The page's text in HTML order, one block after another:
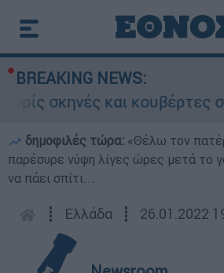
BREAKING NEWS:
σκηνές και κουβέρτες σε
δημοφιλές τώρα: «Θέλω τον
παρέσυρε νύφη λίγες ώρες μετά το
να πάει σπίτι...
┋ Ελλάδα ┋ 26.01.2022